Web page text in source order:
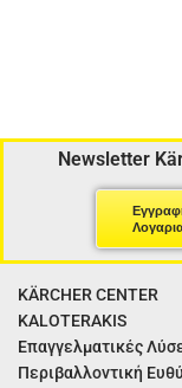
Newsletter
KÄRCHER CENTER
KALOTERAKIS
Επαγγελματικές
Περιβαλλοντική